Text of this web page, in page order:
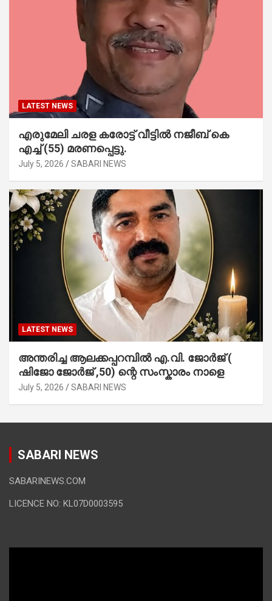
LATEST NEWS
എരുമേലി ചരള കരോട്ട് വീട്ടിൽ നജീബ് കെ
എച്ച് (55) മരണപ്പെട്ടു.
July 5, 2026 SABARI NEWS
LATEST NEWS
അന്തരിച്ച ആ​ല​ക്ക​പ്പ​റമ്പിൽ​ എ.​വി. ജോ​ർ​ജ് (
ഷിജോ ജോർജ് ,50) ന്റെ സംസ്കാരം നാളെ
July 5, 2026 SABARI NEWS
SABARI NEWS
SABARINEWS.COM
LICENCE NO: KL07D0003595